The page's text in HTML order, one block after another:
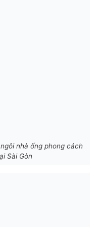
nhà ống phong cách
Sài Gòn